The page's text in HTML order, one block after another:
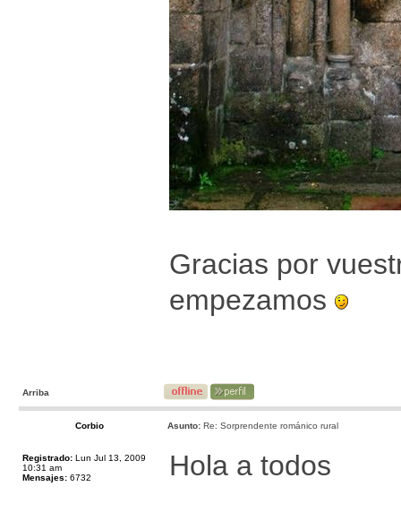
Gracias por
empezamos
Arriba
Corbio Asunto: Re: Sorprendente románico rural
Registrado: Lun Jul 13, 2009
10:31 am
Mensajes: 6732 Hola a todos